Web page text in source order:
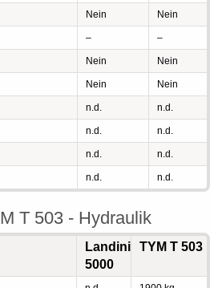
Nein Nein
– –
Nein Nein
Nein Nein
n.d. n.d.
n.d. n.d.
n.d. n.d.
n.d. n.d.
T 503 - Hydraulik
Landini
5000
TYM T 503